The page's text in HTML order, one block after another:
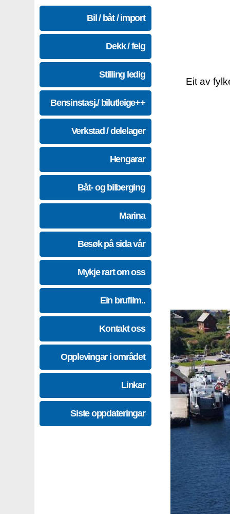
Bil / båt / import
Dekk / felg
Stilling ledig
Bensinstasj./ bilutleige++
Verkstad / delelager
Hengarar
Båt- og bilberging
Marina
Besøk på sida vår
Mykje rart om oss
Ein brufilm..
Kontakt oss
Opplevingar i området
Linkar
Siste oppdateringar
Eit av